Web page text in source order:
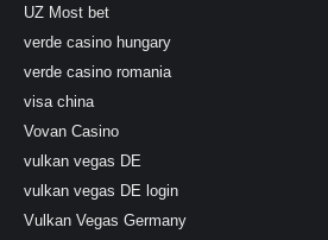
UZ Most bet
verde casino hungary
verde casino romania
visa china
Vovan Casino
vulkan vegas DE
vulkan vegas DE login
Vulkan Vegas Germany